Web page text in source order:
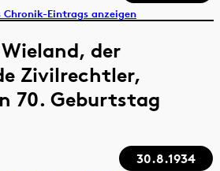
Chronik-Eintrags anzeigen
der
Zivilrechtler,
70. Geburtstag
30.8.1934